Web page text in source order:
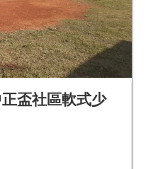
盃社區軟式少